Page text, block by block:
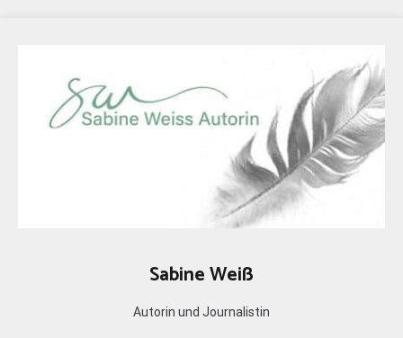
Sabine Weiß
Autorin und Journalistin